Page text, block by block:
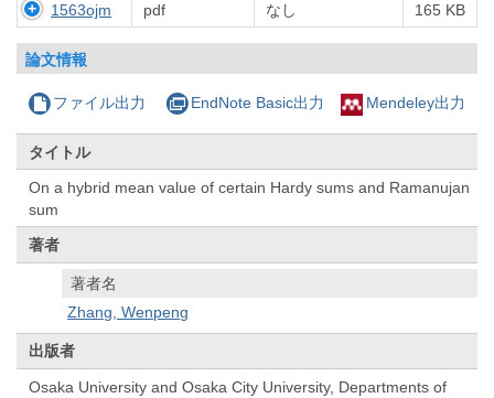
1563ojm pdf なし 165 KB
論文情報
ファイル出力 EndNote Basic出力 Mendeley出力
タイトル
On a hybrid mean value of certain Hardy sums and Ramanujan
sum
著者
著者名
Zhang, Wenpeng
出版者
Osaka University and Osaka City University, Departments of